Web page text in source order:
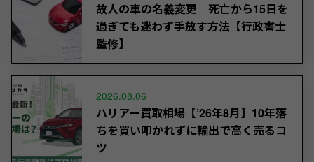
故人の車の名義変更｜死亡から15日を
過ぎても迷わず手放す方法【行政書士
監修】
2026.08.06
ハリアー買取相場【’26年8月】10年落
ちを買い叩かれずに輸出で高く売るコ
ツ